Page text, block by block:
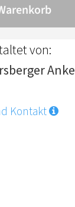
von:
Kontakt